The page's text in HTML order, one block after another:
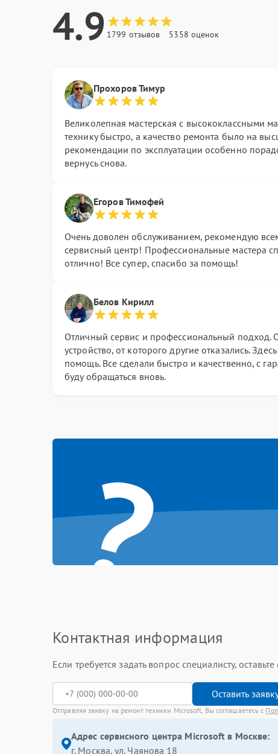
4.9 1799 отзывов 5358 оценок
Прохоров Тимур
Великолепная мастерская с высококлассными
технику быстро, а качество ремонта было на
рекомендации по эксплуатации особенно
вернусь снова.
Егоров Тимофей
Очень доволен обслуживанием, рекомендую
сервисный центр! Профессиональные мастера
отлично! Все супер, спасибо за помощь!
Белов Кирилл
Отличный сервис и профессиональный подход.
устройство, от которого другие отказались.
помощь. Все сделали быстро и качественно, с
буду обращаться вновь.
?
Контактная информация
Если требуется задать вопрос специалисту,
Оставить
Отправляя заявку на ремонт техники Microsoft, Вы соглашаетесь с
Адрес сервисного центра Microsoft в Москве:
г. Москва, ул. Чаянова 18